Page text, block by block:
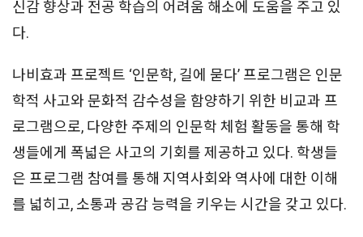
신감 향상과 전공 학습의 어려움 해소에 도움을 주고 있
다.
나비효과 프로젝트 ‘인문학, 길에 묻다’ 프로그램은 인문
학적 사고와 문화적 감수성을 함양하기 위한 비교과 프
로그램으로, 다양한 주제의 인문학 체험 활동을 통해 학
생들에게 폭넓은 사고의 기회를 제공하고 있다. 학생들
은 프로그램 참여를 통해 지역사회와 역사에 대한 이해
를 넓히고, 소통과 공감 능력을 키우는 시간을 갖고 있다.